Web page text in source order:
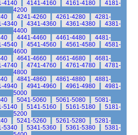
4140 4141-4160 4161-4180
4181-
4200
4241-4260 4261-4280
4281-
4340 4341-4360 4361-4380
4381-
4400
4441-4460 4461-4480
4481-
4540 4541-4560 4561-4580
4581-
4600
4641-4660 4661-4680
4681-
4740 4741-4760 4761-4780
4781-
4800
4841-4860 4861-4880
4881-
4940 4941-4960 4961-4980
4981-
5000
5041-5060 5061-5080
5081-
5140 5141-5160 5161-5180
5181-
5200
5241-5260 5261-5280
5281-
5340 5341-5360 5361-5380
5381-